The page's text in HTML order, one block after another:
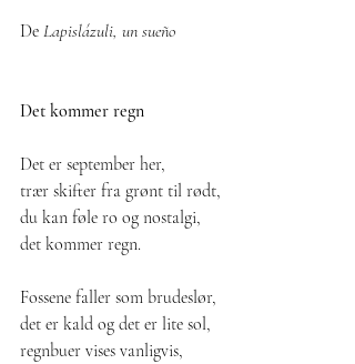
De Lapislázuli, un sueño
Det kommer regn
Det er september her,
trær skifter fra grønt til rødt,
du kan føle ro og nostalgi,
det kommer regn.
Fossene faller som brudeslør,
det er kald og det er lite sol,
regnbuer vises vanligvis,